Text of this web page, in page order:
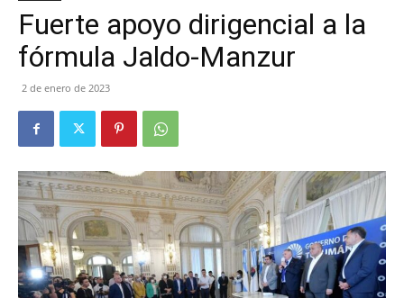
Fuerte apoyo dirigencial a la
fórmula Jaldo-Manzur
2 de enero de 2023